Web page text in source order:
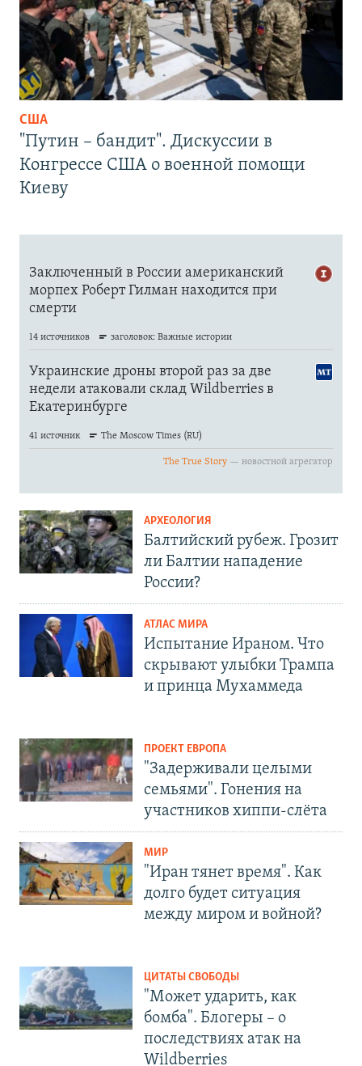
США
"Путин – бандит". Дискуссии в
Конгрессе США о военной помощи
Киеву
АРХЕОЛОГИЯ
Балтийский рубеж. Грозит
ли Балтии нападение
России?
АТЛАС МИРА
Испытание Ираном. Что
скрывают улыбки Трампа
и принца Мухаммеда
ПРОЕКТ ЕВРОПА
"Задерживали целыми
семьями". Гонения на
участников хиппи-слёта
МИР
"Иран тянет время". Как
долго будет ситуация
между миром и войной?
ЦИТАТЫ СВОБОДЫ
"Может ударить, как
бомба". Блогеры – о
последствиях атак на
Wildberries